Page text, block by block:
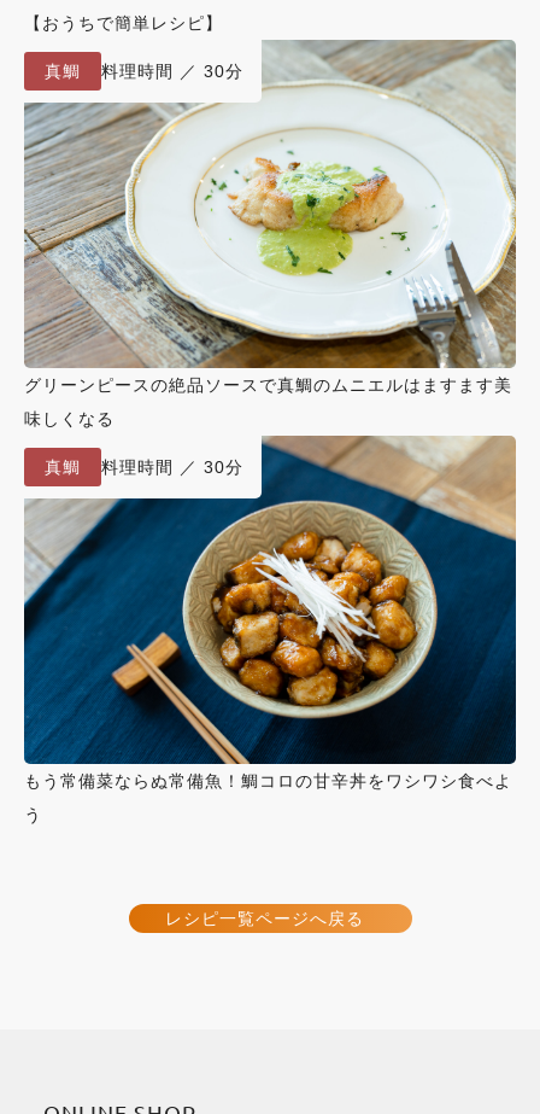
【おうちで簡単レシピ】
真鯛 料理時間 ／ 30分
グリーンピースの絶品ソースで真鯛のムニエルはますます美
味しくなる
真鯛 料理時間 ／ 30分
もう常備菜ならぬ常備魚！鯛コロの甘辛丼をワシワシ食べよ
う
レシピ一覧ページへ戻る